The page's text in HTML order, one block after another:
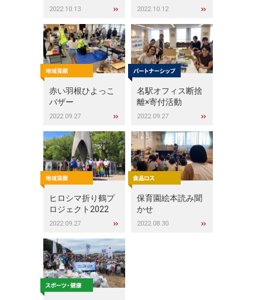
2022.10.13 2022.10.12
赤い羽根ひよっこ
バザー
2022.09.27
名駅オフィス断捨
離×寄付活動
2022.09.27
ヒロシマ折り鶴プ
ロジェクト2022
2022.09.27
保育園絵本読み聞
かせ
2022.08.30